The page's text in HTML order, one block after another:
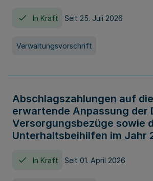
In Kraft Seit 25. Juli 2026
Verwaltungsvorschrift
Abschlagszahlungen auf
erwartende Anpassung der
Versorgungsbezüge sowie
Unterhaltsbeihilfen im Jahr
In Kraft Seit 01. April 2026